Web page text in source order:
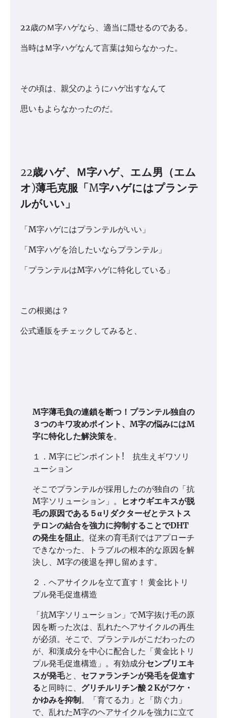
22歳のＭ字ハゲなら、適当に隠せるのである。
当時はＭ字ハゲなんて言葉は知らなかった。
その頃は、親父のようにハゲ出すなんて
思いもよらなかったのだ。
22歳ハゲ、Ｍ字ハゲ、エム男（エム
オ)薄毛克服「M字ハゲにはプランテ
ルがいい」
「M字ハゲにはプランテルがいい」
「M字ハゲを治したいならプランテル」
「プランテルはM字ハゲに特化している」
この根拠は？
公式通販をチェックしてみると、
M字薄毛負の連鎖を断つ！プランテル独自の
３つのキワ攻めポイント、M字の悩みにはM
字に特化した解決策を。
１．M字にピンポイント! 抗生えギワソリ
ューション
そこでプランテルが採用したのが独自の「抗
M字ソリューション」。
ヒオウギエキスが脱
毛の原因である５αリダクターゼとテストス
テロンの結合を強力に抑制することでDHT
の発生を阻止。従来の育毛剤ではアプローチ
できなかった、トラブルの根本的な原因を解
決し、M字の後退を押し留めます。
２．ヘアサイクルを立て直す！ 黄金比トリ
プル発毛促進構造
「抗M字ソリューション」でM字抜け毛の原
因を断った次は、乱れたヘアサイクルの再生
が必須。そこで、プランテルがこだわったの
が、和漢成分を中心に配合した「黄金比トリ
プル発毛促進構造」。有効成分センブリエキ
スが発毛と、 セファランチンが発毛を促進す
ると同時に、 グリチルリチン酸２Kがフケ・
かゆみを抑制 。「育てる力」と「防ぐ力」
で、乱れたM字のヘアサイクルを強力に立て